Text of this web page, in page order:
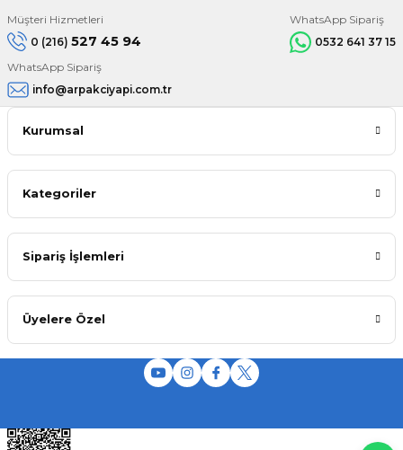
Müşteri Hizmetleri
0 (216) 527 45 94
WhatsApp Sipariş
0532 641 37 15
WhatsApp Sipariş
info@arpakciyapi.com.tr
Kurumsal
Kategoriler
Sipariş İşlemleri
Üyelere Özel